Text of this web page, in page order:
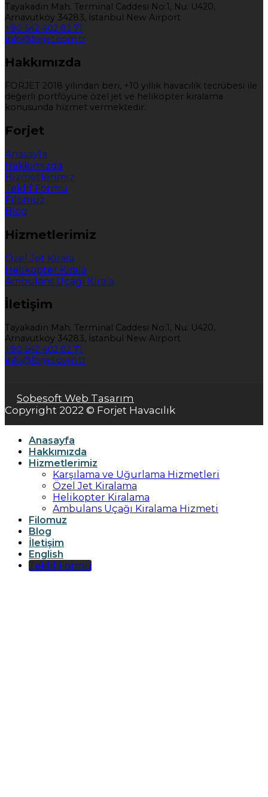
Tayakadın Mah. Terminal Caddesi No:1, Nu: U420,
Arnavutköy 34283, İstanbul New Airport
+90 542 402 82 71
info@forjet.com.tr
Hakkımızda
FORJET 2018 yılından beri, +10 yıllık havacılık tecrübesi ile
değerli portföyüne özel jet ve helikopter kiralama
konusunda hizmet vermektedir.
Forjet
Anasayfa
Hakkımızda
Hizmetlerimiz
Teklif Formu
Filomuz
Blog
Hizmetlerimiz
Özel Jet Kirala
Helikopter Kirala
Ambulans Uçağı Kirala
İletişim
Tayakadın Mah. Terminal Caddesi No:1, Nu: U420,
Arnavutköy 34283, İstanbul New Airport
+90 542 402 82 71
info@forjet.com.tr
Sobesoft Web Tasarım
Copyright 2022 © Forjet Havacılık
Anasayfa
Hakkımızda
Hizmetlerimiz
Karşılama ve Uğurlama Hizmetleri
Özel Jet Kiralama
Helikopter Kiralama
Ambulans Uçağı Kiralama Hizmeti
Filomuz
Blog
İletişim
English
Teklif Formu